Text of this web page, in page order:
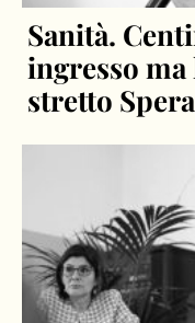
Sanità.
ingresso ma
stretto